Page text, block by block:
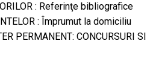
: Referinţe bibliografice
: Împrumut la domiciliu
PERMANENT: CONCURSURI SI